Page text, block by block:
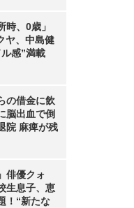
時、0歳」
ヤ、中島健
感”満載
の借金に飲
脳出血で倒
院 麻痺が残
俳優クォ
生息子、恵
！“新たな